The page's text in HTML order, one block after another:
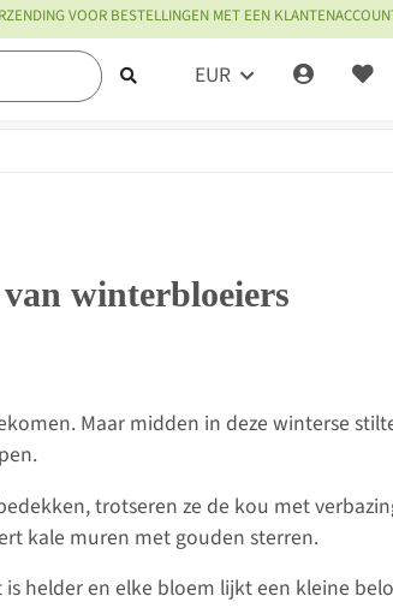
VOOR BESTELLINGEN MET EEN
EUR
winterbloeiers
Maar midden in deze winterse
trotseren ze de kou met
kale muren met gouden sterren.
helder en elke bloem lijkt een kleine